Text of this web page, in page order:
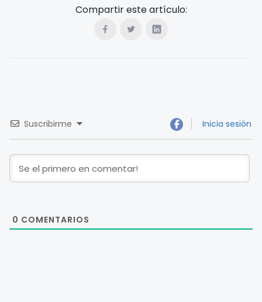
Compartir este artículo:
Suscribirme Inicia sesión
0 COMENTARIOS